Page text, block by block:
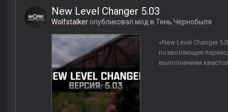
New Level Changer 5.03
Wolfstalker опубликовал мод в Тень Чернобыля
«New Level Changer
позволяющее
выполнениям